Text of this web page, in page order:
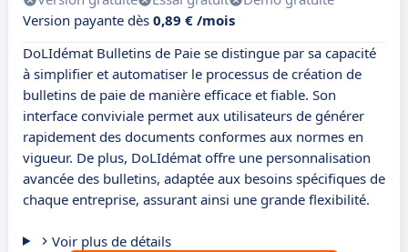
Version payante dès 0,89 € /mois
DoLIdémat Bulletins de Paie se distingue par sa capacité
à simplifier et automatiser le processus de création de
bulletins de paie de manière efficace et fiable. Son
interface conviviale permet aux utilisateurs de générer
rapidement des documents conformes aux normes en
vigueur. De plus, DoLIdémat offre une personnalisation
avancée des bulletins, adaptée aux besoins spécifiques de
chaque entreprise, assurant ainsi une grande flexibilité.
Voir plus de détails